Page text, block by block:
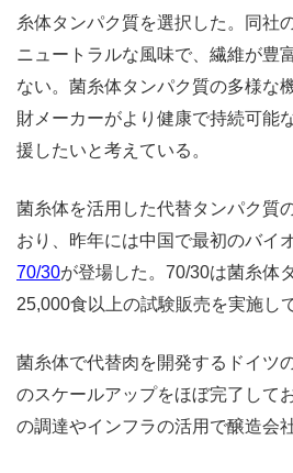
糸体タンパク質を選択した。同社
ニュートラルな風味で、繊維が豊
ない。菌糸体タンパク質の多様な
財メーカーがより健康で持続可能
援したいと考えている。
菌糸体を活用した代替タンパク質
おり、昨年には中国で最初のバイ
70/30が登場した。70/30は菌糸体
25,000食以上の試験販売を実施し
菌糸体で代替肉を開発するドイツ
のスケールアップをほぼ完了して
の調達やインフラの活用で醸造会